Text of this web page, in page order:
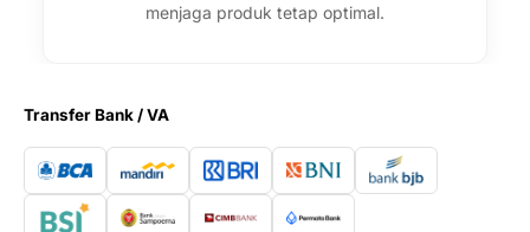
menjaga produk tetap optimal.
Transfer Bank / VA